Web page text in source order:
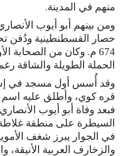
منهم في المدينة.
ومن بينهم أبو أيوب
حصار القسطنطينية ودُفن
674 م. وكان من الصحابة
الحملة الطويلة والشاقة
وقد أُسس أول مسجد في
قره كوي، وأطلق عليه
فبعد وفاة أبو أيوب
السيطرة على منطقة
في الجوار يبرز شغف
والزخارف العربية الأنيقة،